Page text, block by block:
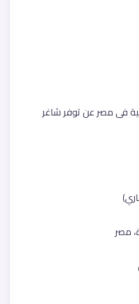
تعلن إحدى الشركات الهندسية فى مصر عن توفر شاغر
مصر